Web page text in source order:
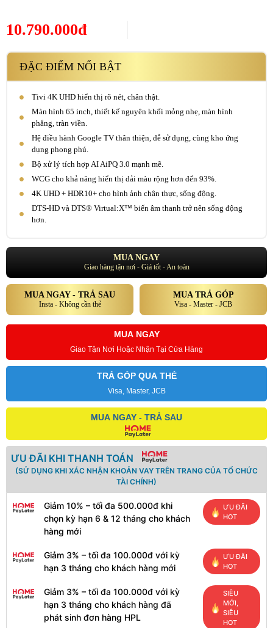
10.790.000đ
ĐẶC ĐIỂM NỔI BẬT
Tivi 4K UHD hiển thị rõ nét, chân thật.
Màn hình 65 inch, thiết kế nguyên khối mỏng nhẹ, màn hình
phẳng, tràn viền.
Hệ điều hành Google TV thân thiện, dễ sử dụng, cùng kho ứng
dụng phong phú.
Bộ xử lý tích hợp AI AiPQ 3.0 mạnh mẽ.
WCG cho khả năng hiển thị dải màu rộng hơn đến 93%.
4K UHD + HDR10+ cho hình ảnh chân thực, sống động.
DTS-HD và DTS® Virtual:X™ biến âm thanh trở nên sống động
hơn.
MUA NGAY
Giao hàng tận nơi - Giá tốt - An toàn
MUA NGAY - TRẢ SAU
Insta - Không cần thẻ
MUA TRẢ GÓP
Visa - Master - JCB
MUA NGAY
Giao Tận Nơi Hoặc Nhận Tại Cửa Hàng
TRẢ GÓP QUA THẺ
Visa, Master, JCB
MUA NGAY - TRẢ SAU
ƯU ĐÃI KHI THANH TOÁN
(SỬ DỤNG KHI XÁC NHẬN KHOẢN VAY TRÊN TRANG CỦA TỔ CHỨC
TÀI CHÍNH)
Giảm 10% – tối đa 500.000đ khi
chọn kỳ hạn 6 & 12 tháng cho khách
hàng mới
ƯU ĐÃI
HOT
Giảm 3% – tối đa 100.000đ với kỳ
hạn 3 tháng cho khách hàng mới
ƯU ĐÃI
HOT
Giảm 3% – tối đa 100.000đ với kỳ
hạn 3 tháng cho khách hàng đã
phát sinh đơn hàng HPL
SIÊU
MỚI,
SIÊU
HOT